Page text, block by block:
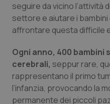
Provincia
Puglia
Sardegna
Infezioni & Febbre
Malattie rare
Malattia di Crohn &
seguire da vicino l’attività
settore e aiutare i bambini
affrontare questa difficile
Ogni anno, 400 bambini
cerebrali, seppur rare,
rappresentano il primo
l’infanzia, provocando la
permanente dei piccoli